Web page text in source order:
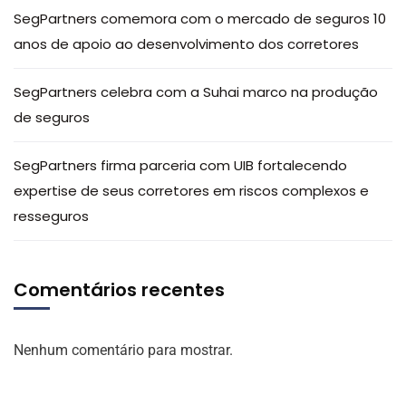
SegPartners comemora com o mercado de seguros 10
anos de apoio ao desenvolvimento dos corretores
SegPartners celebra com a Suhai marco na produção
de seguros
SegPartners firma parceria com UIB fortalecendo
expertise de seus corretores em riscos complexos e
resseguros
Comentários recentes
Nenhum comentário para mostrar.